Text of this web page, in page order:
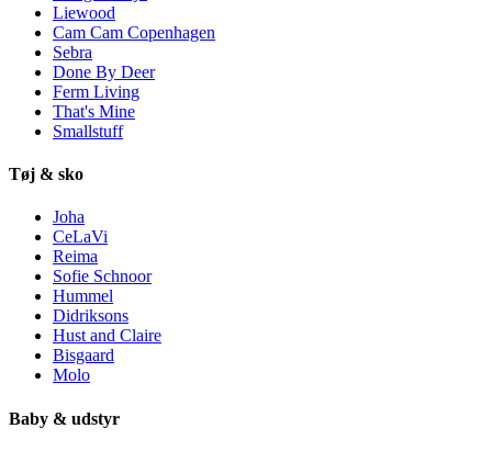
Liewood
Cam Cam Copenhagen
Sebra
Done By Deer
Ferm Living
That's Mine
Smallstuff
Tøj & sko
Joha
CeLaVi
Reima
Sofie Schnoor
Hummel
Didriksons
Hust and Claire
Bisgaard
Molo
Baby & udstyr